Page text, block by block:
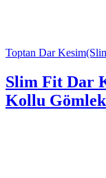
Toptan Dar
Slim Fit Dar
Kollu Gömlek